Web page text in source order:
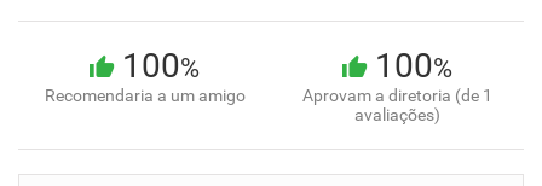
100%
Recomendaria a um amigo
100%
Aprovam a diretoria (de 1
avaliações)